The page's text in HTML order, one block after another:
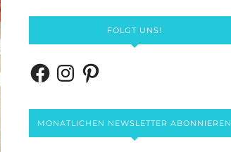
FOLGT UNS!
MONATLICHEN NEWSLETTER ABONNIEREN